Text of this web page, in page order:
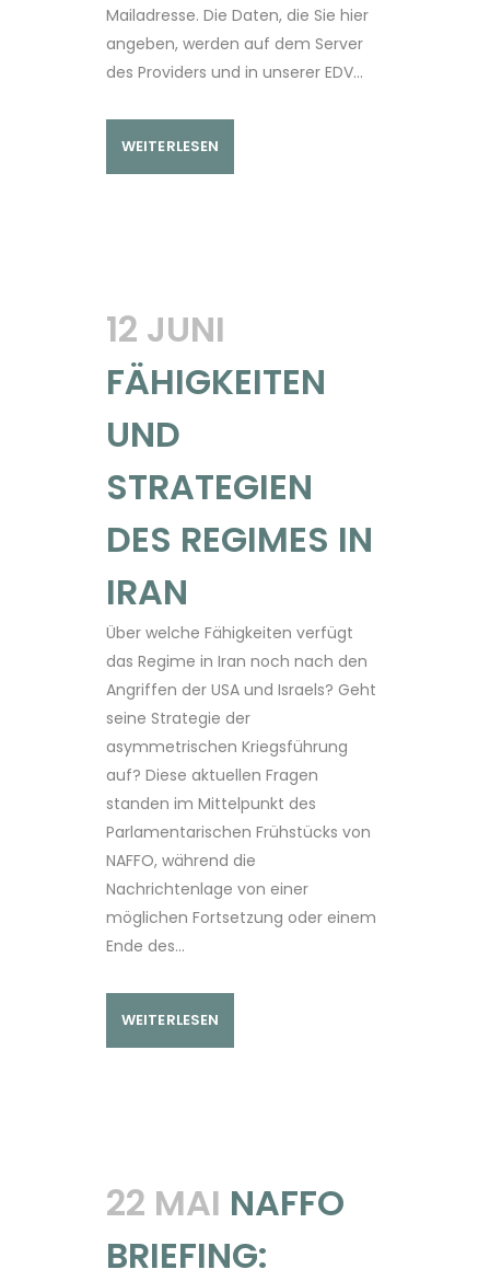
Mailadresse. Die Daten, die Sie hier
angeben, werden auf dem Server
des Providers und in unserer EDV...
WEITERLESEN
12 JUNI
FÄHIGKEITEN
UND
STRATEGIEN
DES REGIMES IN
IRAN
Über welche Fähigkeiten verfügt
das Regime in Iran noch nach den
Angriffen der USA und Israels? Geht
seine Strategie der
asymmetrischen Kriegsführung
auf? Diese aktuellen Fragen
standen im Mittelpunkt des
Parlamentarischen Frühstücks von
NAFFO, während die
Nachrichtenlage von einer
möglichen Fortsetzung oder einem
Ende des...
WEITERLESEN
22 MAI NAFFO
BRIEFING: